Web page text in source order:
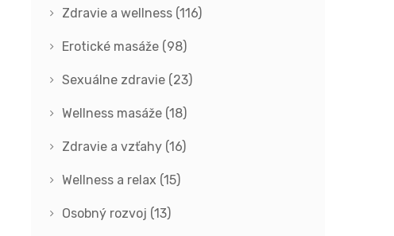
Zdravie a wellness (116)
Erotické masáže (98)
Sexuálne zdravie (23)
Wellness masáže (18)
Zdravie a vzťahy (16)
Wellness a relax (15)
Osobný rozvoj (13)